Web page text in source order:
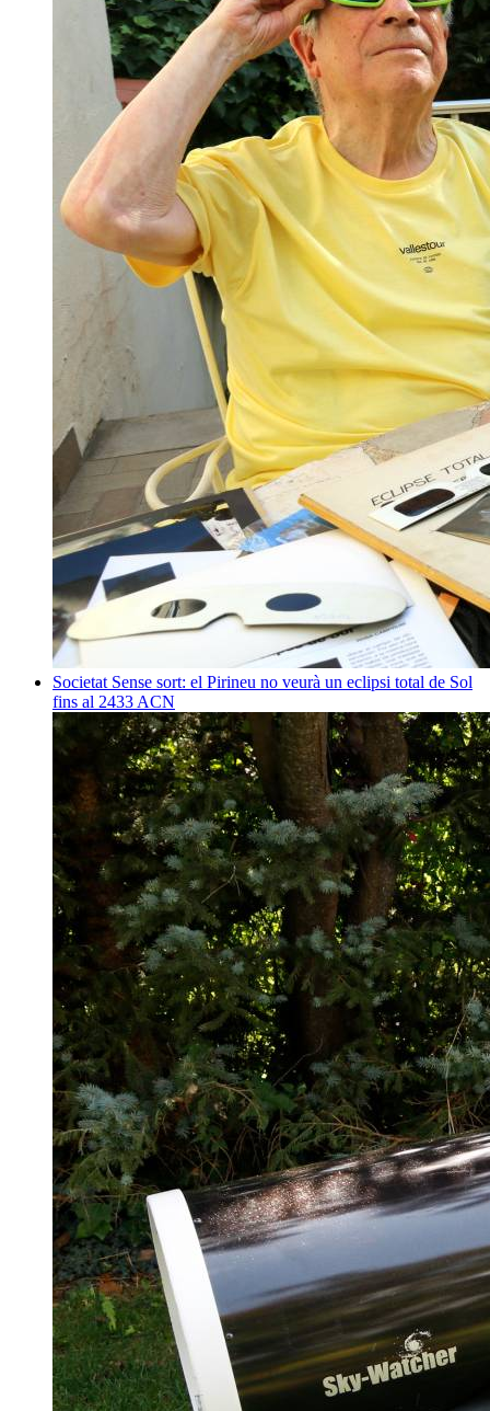
Societat Sense sort: el Pirineu no veurà un eclipsi total de Sol
fins al 2433 ACN